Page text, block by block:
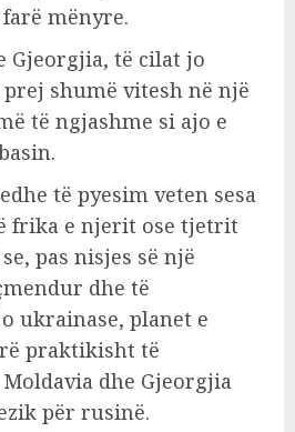
mënyre.
Gjeorgjia, të cilat jo
shumë vitesh në një
të ngjashme si ajo e
të pyesim veten sesa
frika e njerit ose tjetrit
pas nisjes së një
dhe të
ukrainase, planet e
praktikisht të
dhe Gjeorgjia
për rusinë.